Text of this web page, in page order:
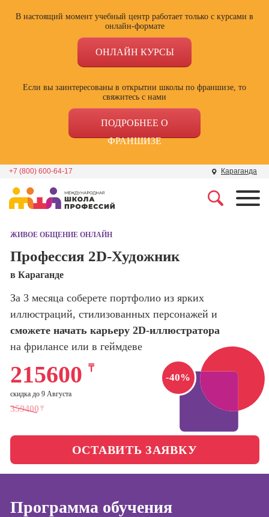
В настоящий момент учебный центр работает только с курсами в
онлайн-формате
ОНЛАЙН КУРСЫ
Если вы заинтересованы в открытии школы по франшизе, то
свяжитесь с нами
ПОДРОБНЕЕ О
ФРАНШИЗЕ
+7 (800) 600-64-17 Караганда
Школа дизайна
программирования
Школа психологии
Школа актерского
мастерства
Школа бизнеса и
продвижение
сайтов)
Профессия
Интернет-
маркетолог
Профессия
Менеджер по
маркетингу в
сетях (SMM-
Специалист по
ЖИВОЕ ОБЩЕНИЕ ОНЛАЙН
Профессия 2D-Художник
в Караганде
За 3 месяца соберете портфолио из ярких
иллюстраций, стилизованных персонажей и
сможете начать карьеру 2D-иллюстратора
на фрилансе или в геймдеве
-40%
359400 ₸
215600 ₸
скидка до 9 Августа
ОСТАВИТЬ ЗАЯВКУ
Программа обучения